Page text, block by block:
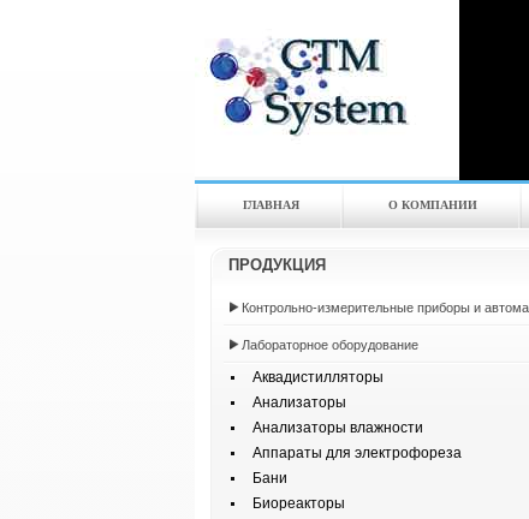
ГЛАВНАЯ О КОМПАНИИ
ПРОДУКЦИЯ
Контрольно-измерительные приборы и
Лабораторное оборудование
Аквадистилляторы
Анализаторы
Анализаторы влажности
Аппараты для электрофореза
Бани
Биореакторы